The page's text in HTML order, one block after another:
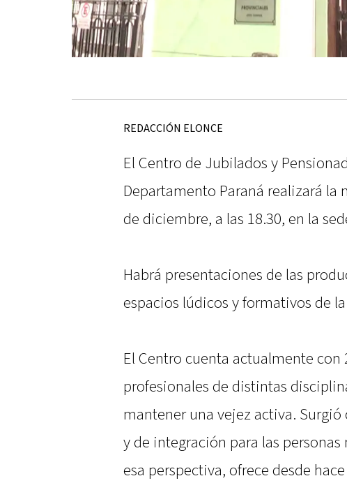
REDACCIÓN ELONCE
El Centro de Jubilados y
Departamento Paraná realizará la
de diciembre, a las 18.30, en la
Habrá presentaciones de las
espacios lúdicos y formativos de
El Centro cuenta actualmente con
profesionales de distintas
mantener una vejez activa.
y de integración para las
esa perspectiva, ofrece desde